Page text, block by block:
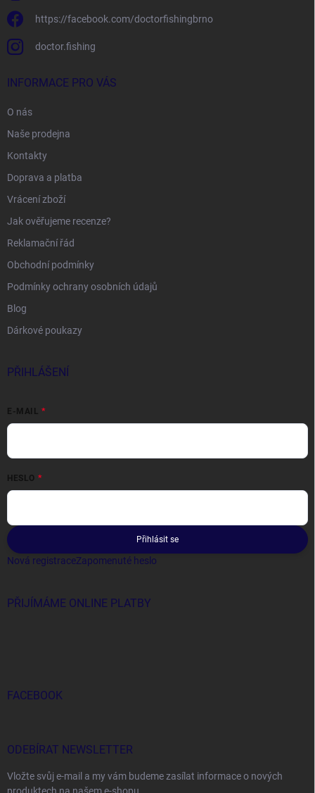
https://facebook.com/doctorfishingbrno
doctor.fishing
INFORMACE PRO VÁS
O nás
Naše prodejna
Kontakty
Doprava a platba
Vrácení zboží
Jak ověřujeme recenze?
Reklamační řád
Obchodní podmínky
Podmínky ochrany osobních údajů
Blog
Dárkové poukazy
PŘIHLÁŠENÍ
E-MAIL
HESLO
Přihlásit se
Nová registraceZapomenuté heslo
PŘIJÍMÁME ONLINE PLATBY
FACEBOOK
ODEBÍRAT NEWSLETTER
Vložte svůj e-mail a my vám budeme zasílat informace o nových